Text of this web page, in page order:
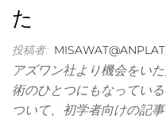
た
投稿者:
アズワン社より機会をい
術のひとつにもなってい
ついて、初学者向けの記